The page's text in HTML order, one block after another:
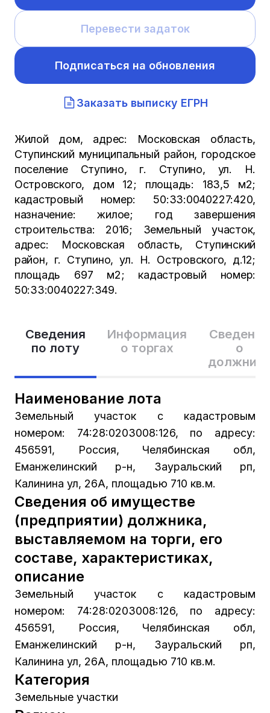
Сведения
по лоту
Информация
о торгах
Сведения
о
Наименование лота
Земельный участок с кадастровым
номером: 74:28:0203008:126, по адресу:
456591, Россия, Челябинская обл,
Еманжелинский р-н, Зауральский рп,
Калинина ул, 26А, площадью 710 кв.м.
Сведения об имуществе
(предприятии) должника,
выставляемом на торги, его
составе, характеристиках,
описание
Земельный участок с кадастровым
номером: 74:28:0203008:126, по адресу:
456591, Россия, Челябинская обл,
Еманжелинский р-н, Зауральский рп,
Калинина ул, 26А, площадью 710 кв.м.
Категория
Земельные участки
Перевести задаток
Подписаться на обновления
Заказать выписку ЕГРН
Жилой дом, адрес: Московская область,
Ступинский муниципальный район, городское
поселение Ступино, г. Ступино, ул. Н.
Островского, дом 12; площадь: 183,5 м2;
кадастровый номер: 50:33:0040227:420,
назначение: жилое; год завершения
строительства: 2016; Земельный участок,
адрес: Московская область, Ступинский
район, г. Ступино, ул. Н. Островского, д.12;
площадь 697 м2; кадастровый номер:
50:33:0040227:349.